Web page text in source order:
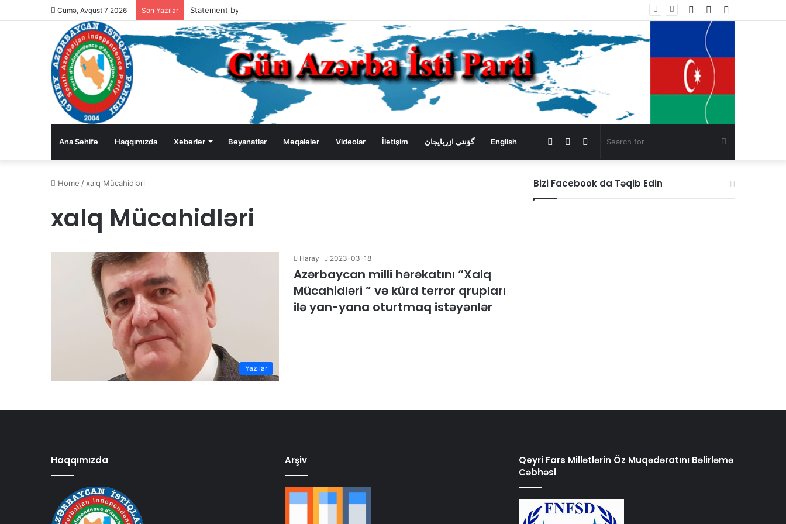
Cümə, Avqust 7 2026 Son Yazılar
Random
Log
Ana Səhifə Haqqımızda Xəbərlər Bəyanatlar Məqalələr Videolar İlətişim گؤنئی ازربایجان English Switch
skin
Instagram
Facebook
Home / xalq Mücahidləri
xalq Mücahidləri
Yazılar
Haray 2023-03-18
Azərbaycan milli hərəkatını “Xalq
Mücahidləri ” və kürd terror qrupları
ilə yan-yana oturtmaq istəyənlər
Bizi Facebook da Təqib Edin
Haqqımızda Arşiv
Qeyri Fars Millətlərin Öz Muqədəratını Bəlirləmə
Cəbhəsi